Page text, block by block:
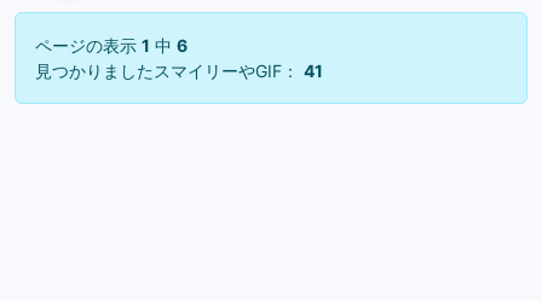
ページの表示 1 中 6
見つかりましたスマイリーやGIF： 41